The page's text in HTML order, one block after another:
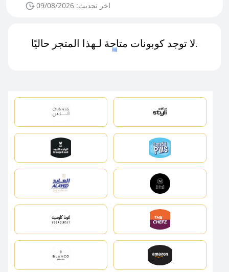
اخر تحديث: 09/08/2026
لا توجد كوبونات متاحة لـهذا المتجر حاليًا.